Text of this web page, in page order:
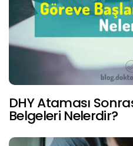
DHY Ataması
Belgeleri Nelerdir?